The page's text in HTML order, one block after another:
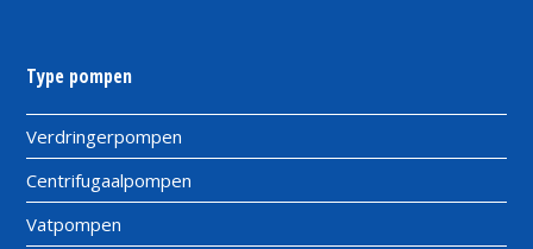
Type pompen
Verdringerpompen
Centrifugaalpompen
Vatpompen